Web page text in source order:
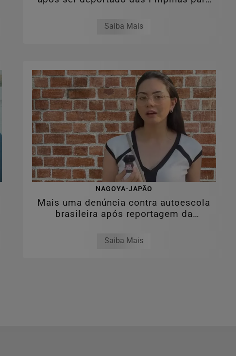
Saiba Mais
NAGOYA-JAPÃO
Mais uma denúncia contra autoescola
brasileira após reportagem da
Saiba Mais